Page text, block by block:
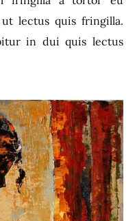
lectus quis fringilla.
in dui quis lectus